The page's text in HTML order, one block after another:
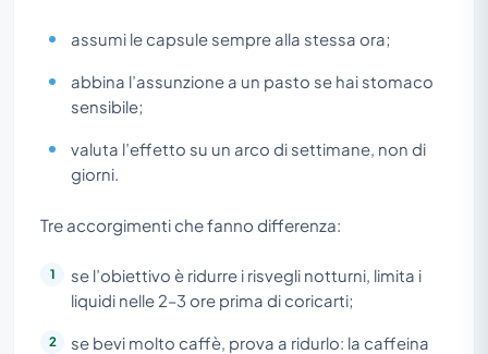
assumi le capsule sempre alla stessa ora;
abbina l’assunzione a un pasto se hai stomaco
sensibile;
valuta l’effetto su un arco di settimane, non di
giorni.
Tre accorgimenti che fanno differenza:
se l’obiettivo è ridurre i risvegli notturni, limita i
liquidi nelle 2–3 ore prima di coricarti;
se bevi molto caffè, prova a ridurlo: la caffeina